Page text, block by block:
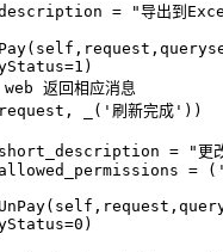
=
"导出到
(
1 )
返回相应消息
_(
'刷新完成' ))
=
"更
= (
(
0 )